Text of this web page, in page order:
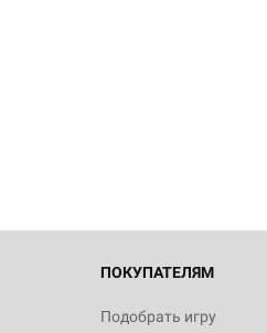
ПОКУПАТЕЛЯМ
Подобрать игру